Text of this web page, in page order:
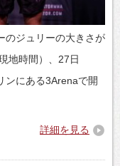
のジュリーの大きさが
地時間）、27日
ンにある3Arenaで開
詳細を見る